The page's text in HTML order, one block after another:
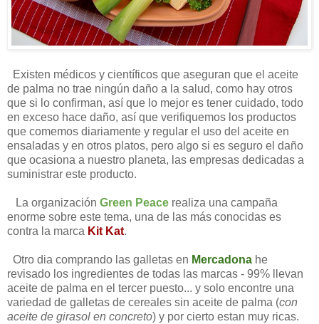
Existen médicos y científicos que aseguran que el aceite
de palma no trae ningún daño a la salud, como hay otros
que si lo confirman, así que lo mejor es tener cuidado, todo
en exceso hace daño, así que verifiquemos los productos
que comemos diariamente y regular el uso del aceite en
ensaladas y en otros platos, pero algo si es seguro el daño
que ocasiona a nuestro planeta, las empresas dedicadas a
suministrar este producto.
La organización Green Peace realiza una campaña
enorme sobre este tema, una de las más conocidas es
contra la marca Kit Kat.
Otro dia comprando las galletas en Mercadona he
revisado los ingredientes de todas las marcas - 99% llevan
aceite de palma en el tercer puesto... y solo encontre una
variedad de galletas de cereales sin aceite de palma (con
aceite de girasol en concreto) y por cierto estan muy ricas.